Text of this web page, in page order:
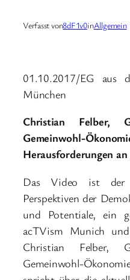
Verfasst von8dF1v0inAllgemein
01.10.2017/EG aus
München
Christian Felber,
Gemeinwohl-
Herausforderungen
Das Video ist
Perspektiven der
und Potentiale, ein
acTVism Munich
Christian Felber,
Gemeinwohl-